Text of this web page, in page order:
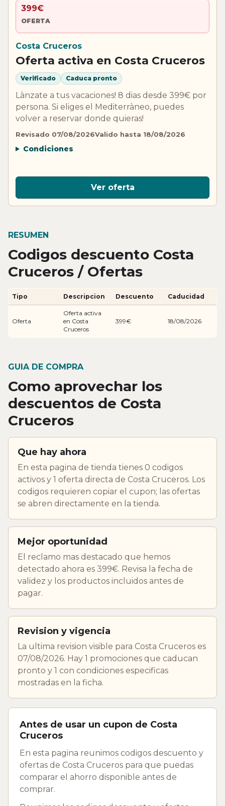
399€
OFERTA
Costa Cruceros
Oferta activa en Costa Cruceros
Verificado Caduca pronto
Lànzate a tus vacaciones! 8 dias desde 399€ por
persona. Si eliges el Mediterràneo, puedes
volver a reservar donde quieras!
Revisado 07/08/2026Valido hasta 18/08/2026
Condiciones
Ver oferta
RESUMEN
Codigos descuento Costa
Cruceros / Ofertas
Tipo Descripcion Descuento Caducidad
Oferta
Oferta activa
en Costa
Cruceros
399€ 18/08/2026
GUIA DE COMPRA
Como aprovechar los
descuentos de Costa
Cruceros
Que hay ahora
En esta pagina de tienda tienes 0 codigos
activos y 1 oferta directa de Costa Cruceros. Los
codigos requieren copiar el cupon; las ofertas
se abren directamente en la tienda.
Mejor oportunidad
El reclamo mas destacado que hemos
detectado ahora es 399€. Revisa la fecha de
validez y los productos incluidos antes de
pagar.
Revision y vigencia
La ultima revision visible para Costa Cruceros es
07/08/2026. Hay 1 promociones que caducan
pronto y 1 con condiciones especificas
mostradas en la ficha.
Antes de usar un cupon de Costa
Cruceros
En esta pagina reunimos codigos descuento y
ofertas de Costa Cruceros para que puedas
comparar el ahorro disponible antes de
comprar.